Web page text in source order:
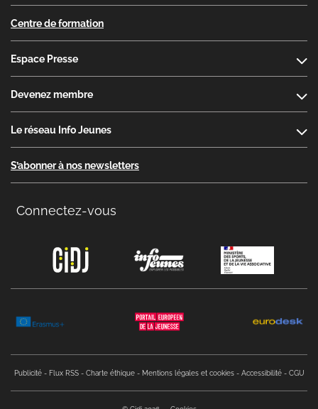
Centre de formation
Espace Presse
Devenez membre
Le réseau Info Jeunes
S’abonner à nos newsletters
Connectez-vous
Publicité
Flux RSS Charte éthique Mentions légales et cookies Accessibilité CGU